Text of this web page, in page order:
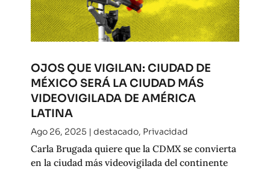
OJOS QUE VIGILAN: CIUDAD DE
MÉXICO SERÁ LA CIUDAD MÁS
VIDEOVIGILADA DE AMÉRICA
LATINA
Ago 26, 2025 | destacado, Privacidad
Carla Brugada quiere que la CDMX se convierta
en la ciudad más videovigilada del continente